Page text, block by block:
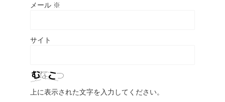
メール ※
サイト
上に表示された文字を入力してください。